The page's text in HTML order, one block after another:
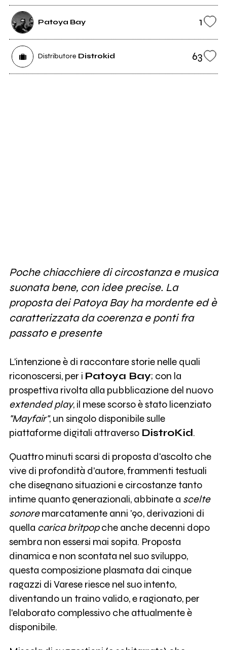
Patoya Bay 1
Distributore Distrokid 63
Poche chiacchiere di circostanza e musica
suonata bene, con idee precise. La
proposta dei Patoya Bay ha mordente ed è
caratterizzata da coerenza e ponti fra
passato e presente
L'intenzione è di raccontare storie nelle quali
riconoscersi, per i Patoya Bay; con la
prospettiva rivolta alla pubblicazione del nuovo
extended play, il mese scorso è stato licenziato
"Mayfair", un singolo disponibile sulle
piattaforme digitali attraverso DistroKid.
Quattro minuti scarsi di proposta d'ascolto che
vive di profondità d'autore, frammenti testuali
che disegnano situazioni e circostanze tanto
intime quanto generazionali, abbinate a scelte
sonoremarcatamente anni '90, derivazioni di
quella carica britpopche anche decenni dopo
sembra non essersi mai sopita. Proposta
dinamica e non scontata nel suo sviluppo,
questa composizione plasmata dai cinque
ragazzi di Varese riesce nel suo intento,
diventando un traino valido, e ragionato, per
l'elaborato complessivo che attualmente è
disponibile.